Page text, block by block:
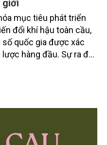
giới
mục tiêu phát triển
đổi khí hậu toàn cầu,
quốc gia được xác
hàng đầu. Sự ra đời
cải cách toàn diện,
và nâng cao hiệu
môi trường.